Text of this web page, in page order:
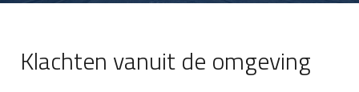
Klachten vanuit de omgeving